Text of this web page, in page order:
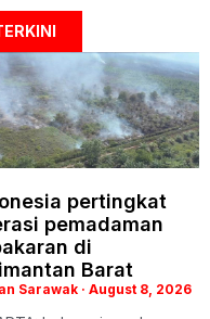
pertingkat
pemadaman
di
Barat
Sarawak August 8, 2026